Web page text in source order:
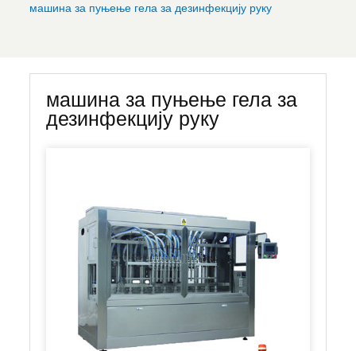
машина за пуњење гела за дезинфекцију руку
машина за пуњење гела за
дезинфекцију руку